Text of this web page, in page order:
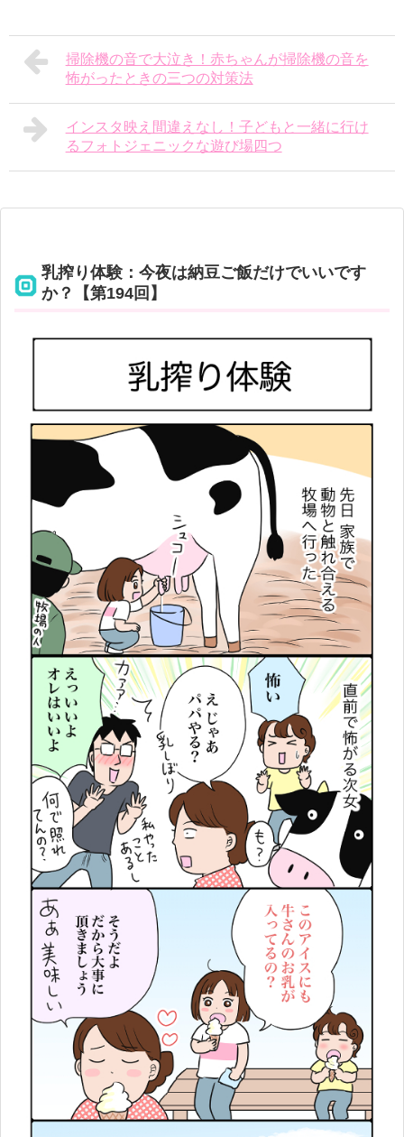
掃除機の音で大泣き！赤ちゃんが掃除機の音を
怖がったときの三つの対策法
インスタ映え間違えなし！子どもと一緒に行け
るフォトジェニックな遊び場四つ
乳搾り体験：今夜は納豆ご飯だけでいいです
か？【第194回】